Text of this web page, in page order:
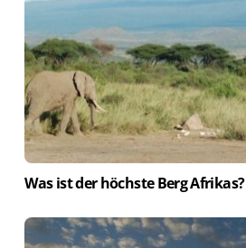
Was ist der höchste Berg Afrikas?